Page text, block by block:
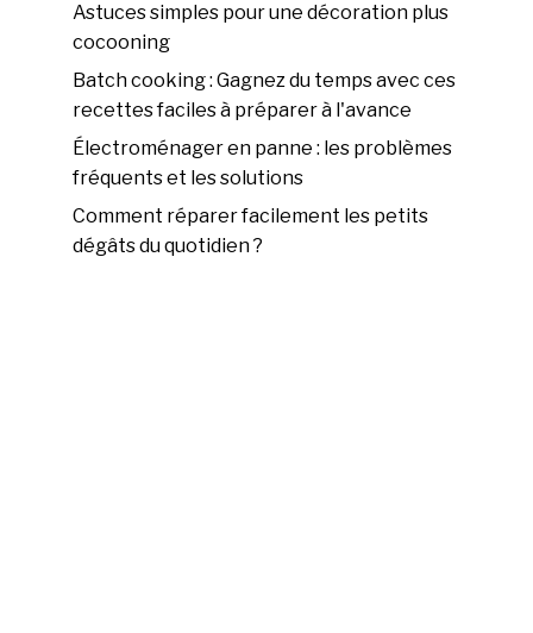
Astuces simples pour une décoration plus
cocooning
Batch cooking : Gagnez du temps avec ces
recettes faciles à préparer à l'avance
Électroménager en panne : les problèmes
fréquents et les solutions
Comment réparer facilement les petits
dégâts du quotidien ?